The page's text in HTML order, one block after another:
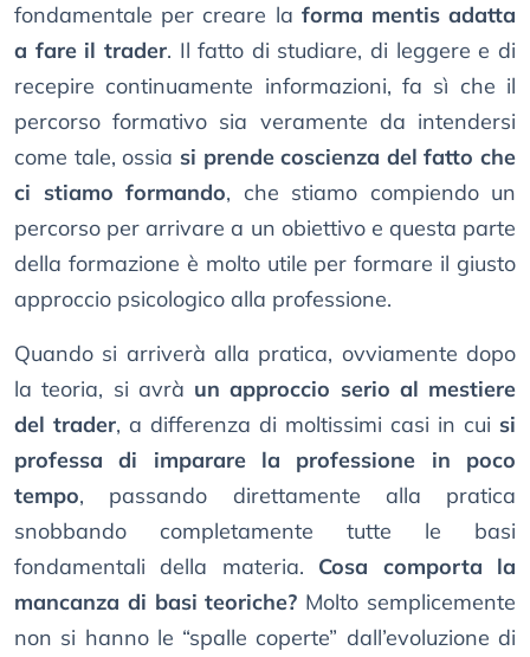
fondamentale per creare la forma mentis adatta
a fare il trader. Il fatto di studiare, di leggere e di
recepire continuamente informazioni, fa sì che il
percorso formativo sia veramente da intendersi
come tale, ossia si prende coscienza del fatto che
ci stiamo formando, che stiamo compiendo un
percorso per arrivare a un obiettivo e questa parte
della formazione è molto utile per formare il giusto
approccio psicologico alla professione.
Quando si arriverà alla pratica, ovviamente dopo
la teoria, si avrà un approccio serio al mestiere
del trader, a differenza di moltissimi casi in cui si
professa di imparare la professione in poco
tempo, passando direttamente alla pratica
snobbando completamente tutte le basi
fondamentali della materia. Cosa comporta la
mancanza di basi teoriche? Molto semplicemente
non si hanno le “spalle coperte” dall’evoluzione di